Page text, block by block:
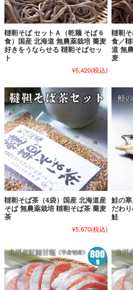
韃靼そば セットＡ（乾麺 そば 6
食）国産 北海道 無農薬栽培 蕎麦
好きをうならせる 韃靼そばセッ
ト
¥5,420(税込)
韃靼
食／
道 無
麦
韃靼そば茶（4袋）国産 北海道産
そば 無農薬栽培 韃靼そば茶 蕎麦
茶
¥5,670(税込)
鮭の
だわ
鮭